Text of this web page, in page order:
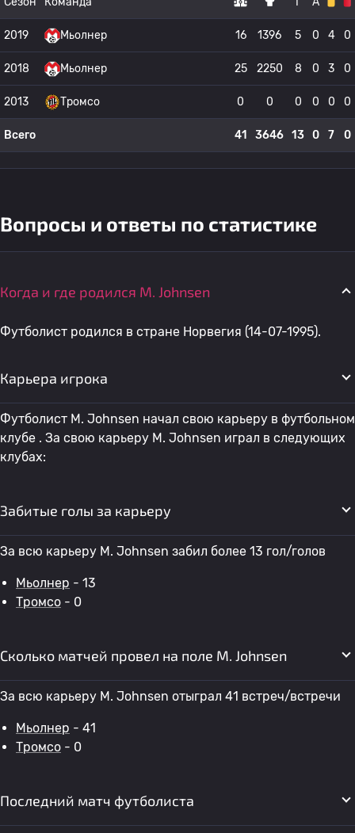
2019 Мьолнер 16 1396 5 0 4 0
2018 Мьолнер 25 2250 8 0 3 0
2013 Тромсо 0 0 0 0 0 0
Всего 41 3646 13 0 7 0
Вопросы и ответы по статистике
Когда и где родился M. Johnsen
Футболист родился в стране Норвегия (14-07-1995).
Карьера игрока
Футболист M. Johnsen начал свою карьеру в футбольном
клубе . За свою карьеру M. Johnsen играл в следующих
клубах:
Забитые голы за карьеру
За всю карьеру M. Johnsen забил более 13 гол/голов
Мьолнер - 13
Тромсо - 0
Сколько матчей провел на поле M. Johnsen
За всю карьеру M. Johnsen отыграл 41 встреч/встречи
Мьолнер - 41
Тромсо - 0
Последний матч футболиста